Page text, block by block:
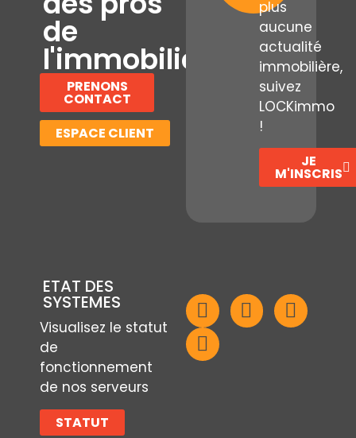
de
l'immobilier
PRENONS
CONTACT
ESPACE CLIENT
plus
aucune
actualité
immobilière,
suivez
LOCKimmo
!
JE
M'INSCRIS
ETAT DES
SYSTEMES
Visualisez le statut
de
fonctionnement
de nos serveurs
STATUT